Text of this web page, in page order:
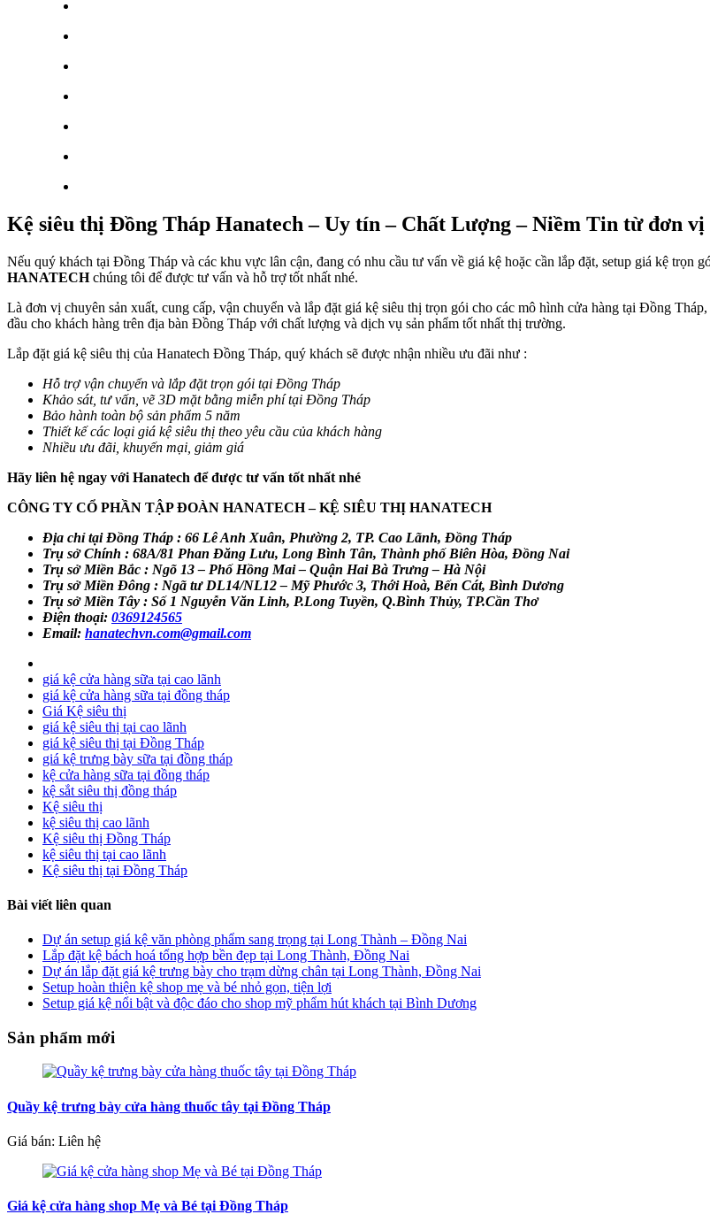
Kệ siêu thị Đồng Tháp Hanatech – Uy tín – Chất Lượng – Niềm Tin từ đơn vị
Nếu quý khách tại Đồng Tháp và các khu vực lân cận, đang có nhu cầu tư vấn về giá kệ hoặc cần lắp đặt, setup giá kệ trọn
HANATECHchúng tôi để được tư vấn và hỗ trợ tốt nhất nhé.
Là đơn vị chuyên sản xuất, cung cấp, vận chuyển và lắp đặt giá kệ siêu thị trọn gói cho các mô hình cửa hàng tại Đồng
đầu cho khách hàng trên địa bàn Đồng Tháp với chất lượng và dịch vụ sản phẩm tốt nhất thị trường.
Lắp đặt giá kệ siêu thị của Hanatech Đồng Tháp, quý khách sẽ được nhận nhiều ưu đãi như :
Hỗ trợ vận chuyển và lắp đặt trọn gói tại Đồng Tháp
Khảo sát, tư vấn, vẽ 3D mặt bằng miễn phí tại Đồng Tháp
Bảo hành toàn bộ sản phẩm 5 năm
Thiết kế các loại giá kệ siêu thị theo yêu cầu của khách hàng
Nhiều ưu đãi, khuyến mại, giảm giá
Hãy liên hệ ngay với Hanatech để được tư vấn tốt nhất nhé
CÔNG TY CỔ PHẦN TẬP ĐOÀN HANATECH – KỆ SIÊU THỊ HANATECH
Địa chỉ tại Đồng Tháp : 66 Lê Anh Xuân, Phường 2, TP. Cao Lãnh, Đồng Tháp
Trụ sở Chính : 68A/81 Phan Đăng Lưu, Long Bình Tân, Thành phố Biên Hòa, Đồng Nai
Trụ sở Miền Bắc : Ngõ 13 – Phố Hồng Mai – Quận Hai Bà Trưng – Hà Nội
Trụ sở Miền Đông : Ngã tư DL14/NL12 – Mỹ Phước 3, Thới Hoà, Bến Cát, Bình Dương
Trụ sở Miền Tây : Số 1 Nguyễn Văn Linh, P.Long Tuyền, Q.Bình Thủy, TP.Cần Thơ
Điện thoại: 0369124565
Email: hanatechvn.com@gmail.com
giá kệ cửa hàng sữa tại cao lãnh
giá kệ cửa hàng sữa tại đồng tháp
Giá Kệ siêu thị
giá kệ siêu thị tại cao lãnh
giá kệ siêu thị tại Đồng Tháp
giá kệ trưng bày sữa tại đồng tháp
kệ cửa hàng sữa tại đồng tháp
kệ sắt siêu thị đồng tháp
Kệ siêu thị
kệ siêu thị cao lãnh
Kệ siêu thị Đồng Tháp
kệ siêu thị tại cao lãnh
Kệ siêu thị tại Đồng Tháp
Bài viết liên quan
Dự án setup giá kệ văn phòng phẩm sang trọng tại Long Thành – Đồng Nai
Lắp đặt kệ bách hoá tổng hợp bền đẹp tại Long Thành, Đồng Nai
Dự án lắp đặt giá kệ trưng bày cho trạm dừng chân tại Long Thành, Đồng Nai
Setup hoàn thiện kệ shop mẹ và bé nhỏ gọn, tiện lợi
Setup giá kệ nổi bật và độc đáo cho shop mỹ phẩm hút khách tại Bình Dương
Sản phẩm mới
Quầy kệ trưng bày cửa hàng thuốc tây tại Đồng Tháp
Giá bán: Liên hệ
Giá kệ cửa hàng shop Mẹ và Bé tại Đồng Tháp